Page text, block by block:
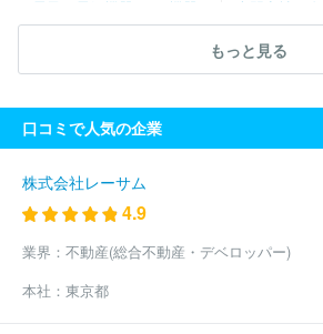
（電子・電気機器・OA機器）
専門商社（
器）
専門商社（医療機器）
専門商社（
専門商社（スポーツ・レジャー用品）
もっと見る
口コミで人気の企業
株式会社レーサム
4.9
業界： 不動産(総合不動産・デベロッパー)
本社： 東京都